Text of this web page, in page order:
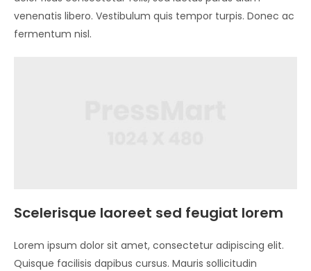
venenatis libero. Vestibulum quis tempor turpis. Donec ac
fermentum nisl.
Scelerisque laoreet sed feugiat lorem
Lorem ipsum dolor sit amet, consectetur adipiscing elit.
Quisque facilisis dapibus cursus. Mauris sollicitudin